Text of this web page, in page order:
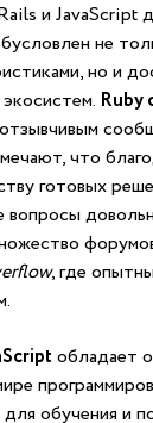
и JavaScript
не
⁢но⁣ и
Ruby
что
готовых
вопросы
, где
обладает
для‍ обучения и